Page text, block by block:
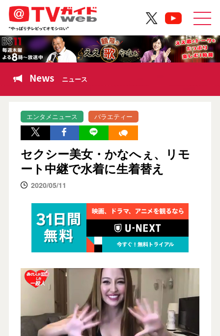
News ニュース
エンタメニュース バラエティー
セクシー美女・かなへぇ、リモ
ート中継で水着に生着替え
2020/05/11